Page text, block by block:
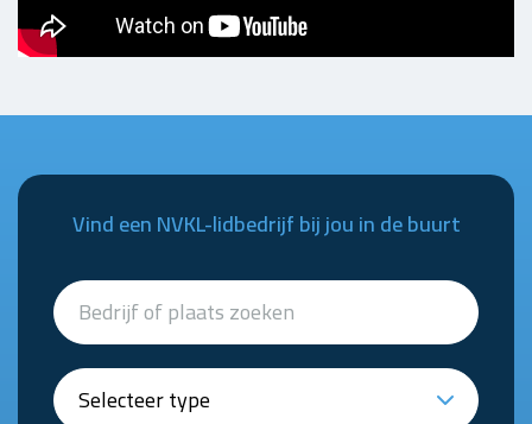
Vind een NVKL-lidbedrijf bij jou in de buurt